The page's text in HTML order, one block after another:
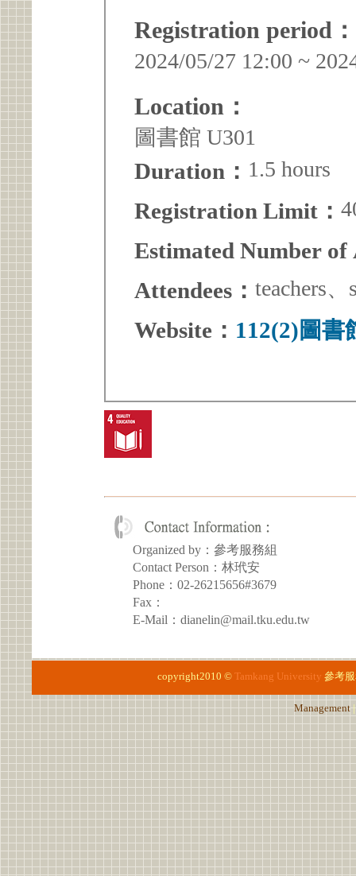
Registration period：
2024/05/27 12:00 ~
Location：
圖書館 U301
Duration： 1.5 hours
Registration Limit：
Estimated Number of
Attendees： teachers
Website： 112(2)圖書
Organized by：參考服務組
Contact Person：林玳安
Phone：02-26215656#3679
Fax：
E-Mail：dianelin@mail.tku.edu.tw
copyright2010 © Tamkang University 參考
Management